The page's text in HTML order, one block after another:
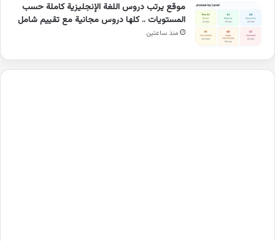
موقع يرتب دروس اللغة الإنجليزية كاملة حسب
المستويات .. كلها دروس مجانية مع تقييم شامل
منذ ساعتين